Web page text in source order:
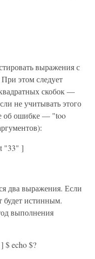
выражения с
этом следует
скобок —
не учитывать этого
об ошибке — "too
"33" ]
два выражения. Если
будет истинным.
выполнения
$ echo $?